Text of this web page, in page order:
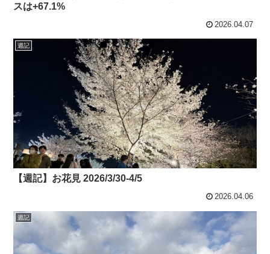
スは+67.1%
2026.04.07
週記
【週記】お花見 2026/3/30-4/5
2026.04.06
週記